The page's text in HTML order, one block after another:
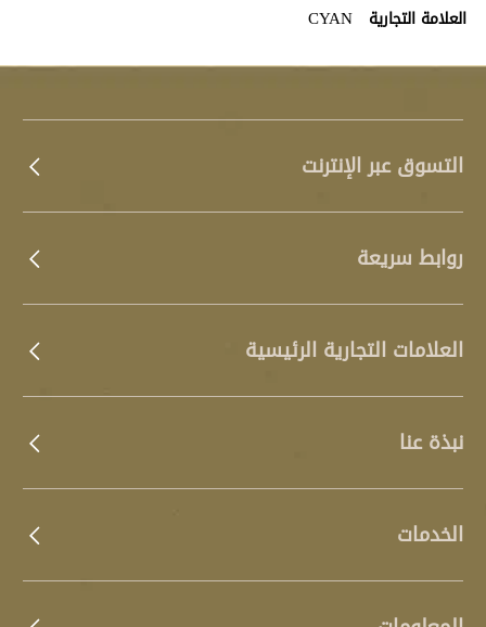
العلامة التجارية CYAN
التسوق عبر الإنترنت
روابط سريعة
العلامات التجارية الرئيسية
نبذة عنا
الخدمات